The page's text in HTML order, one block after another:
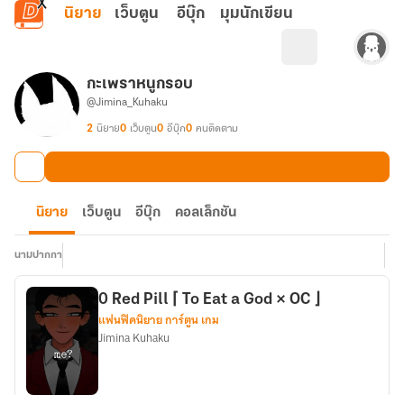
ข้ามไปยังเนื้อหาหลัก
นิยาย เว็บตูน อีบุ๊ก มุมนักเขียน
กะเพราหนูกรอบ
@Jimina_Kuhaku
2 นิยาย0 เว็บตูน0 อีบุ๊ก0 คนติดตาม
นิยาย เว็บตูน อีบุ๊ก คอลเล็กชัน
นามปากกา
0 Red Pill ⌈ To Eat a God × OC ⌋
แฟนฟิคนิยาย การ์ตูน เกม
Jimina Kuhaku